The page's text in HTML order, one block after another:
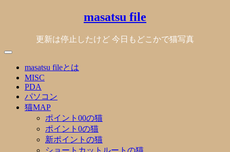
masatsu file
更新は停止したけど 今日もどこかで猫写真
masatsu fileとは
MISC
PDA
パソコン
猫MAP
ポイント00の猫
ポイント0の猫
新ポイントの猫
ショートカットルートの猫